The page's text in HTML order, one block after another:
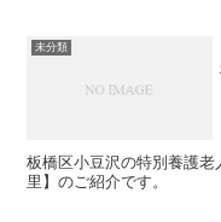
未分類
板橋区小豆沢の特別養護
里】のご紹介です。